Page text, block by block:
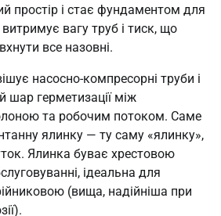
простір і стає фундаментом для
вагу труб і тиск, що
все назовні.
насосно-компресорні труби і
шар герметизації між
та робочим потоком. Саме
ялинку — ту саму «ялинку»,
Ялинка буває хрестовою
ідеальна для
(вища, надійніша при